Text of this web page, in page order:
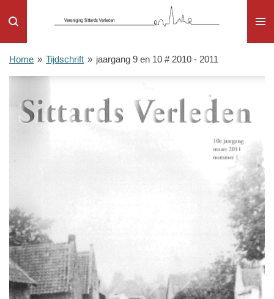
direct
naar
de
Home » Tijdschrift » jaargang 9 en 10 # 2010 - 2011